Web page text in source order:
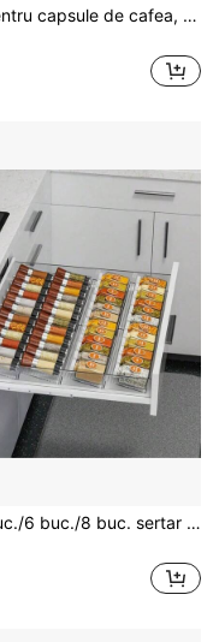
1 suport pentru capsule de cafea, organizator vertical pentru diverse capsule de cafea, economisește spațiu pe birou, acces convenabil. Potrivit pentru bucătăria de acasă, colțul de cafea, precum și cafenele, cămară de birou și multe altele, ajută la ordonarea capsulelor și la îmbunătățirea eficienței spațiale.
2 buc./4 buc./6 buc./8 buc. sertar de depozitare pentru condimente de bucătărie, poate depozita diverse condimente (cum ar fi sare, zahăr, condimente etc.) într-un mod organizat, design cu compartimentare transparentă pentru acces ușor și rapid, potrivit pentru bucătăriile de acasă, bucătăriile mici de restaurant etc., rezolvă problema condimentelor amestecate și a recuperării dificile, îmbunătățește eficiența gătitului